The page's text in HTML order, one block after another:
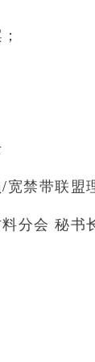
禁带联盟
分会 秘书